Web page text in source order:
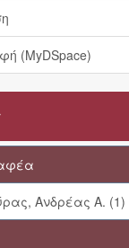
(MyDSpace)
Ανδρέας Α. (1)